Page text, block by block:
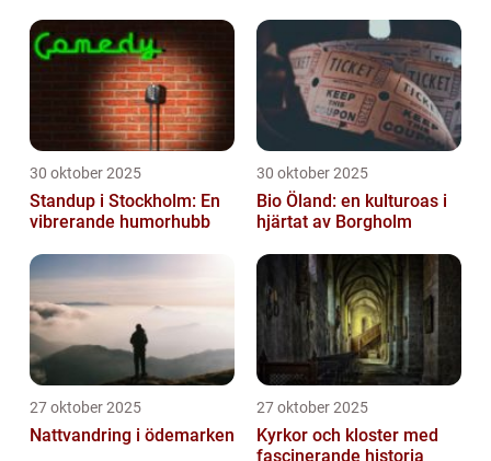
30 oktober 2025
Standup i Stockholm: En
vibrerande humorhubb
30 oktober 2025
Bio Öland: en kulturoas i
hjärtat av Borgholm
27 oktober 2025
Nattvandring i ödemarken
27 oktober 2025
Kyrkor och kloster med
fascinerande historia